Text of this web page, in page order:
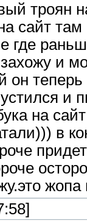
троян
сайт
где
и
он
и
на
в
жопа